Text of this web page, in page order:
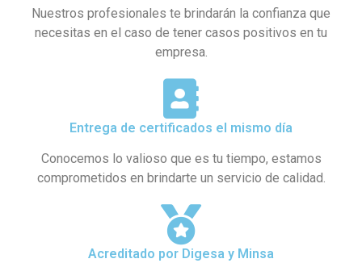
Nuestros profesionales te brindarán la confianza que
necesitas en el caso de tener casos positivos en tu
empresa.
Entrega de certificados el mismo día
Conocemos lo valioso que es tu tiempo, estamos
comprometidos en brindarte un servicio de calidad.
Acreditado por Digesa y Minsa​